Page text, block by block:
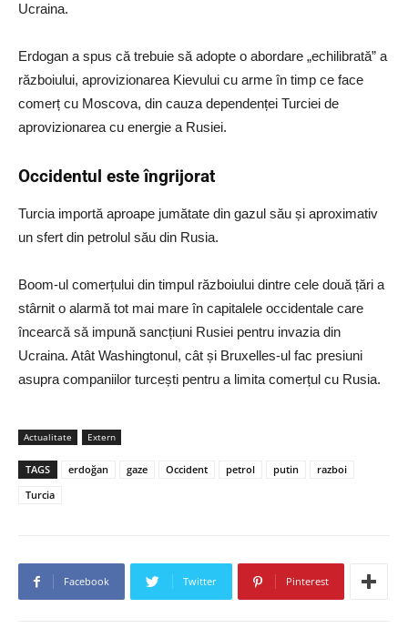
Ucraina.
Erdogan a spus că trebuie să adopte o abordare „echilibrată” a
războiului, aprovizionarea Kievului cu arme în timp ce face
comerț cu Moscova, din cauza dependenței Turciei de
aprovizionarea cu energie a Rusiei.
Occidentul este îngrijorat
Turcia importă aproape jumătate din gazul său și aproximativ
un sfert din petrolul său din Rusia.
Boom-ul comerțului din timpul războiului dintre cele două țări a
stârnit o alarmă tot mai mare în capitalele occidentale care
încearcă să impună sancțiuni Rusiei pentru invazia din
Ucraina. Atât Washingtonul, cât și Bruxelles-ul fac presiuni
asupra companiilor turcești pentru a limita comerțul cu Rusia.
Actualitate Extern
TAGS erdoğan gaze Occident petrol putin
razboi
Turcia
Facebook Twitter Pinterest